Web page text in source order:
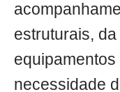
estruturais,
necessidade